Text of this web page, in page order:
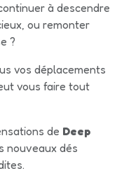
à descendre
ou remonter
?
vos déplacements
vous faire tout
de Deep
nouveaux dés